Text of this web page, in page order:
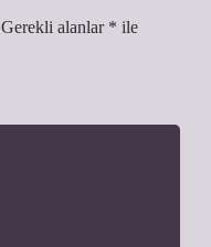
Gerekli alanlar * ile